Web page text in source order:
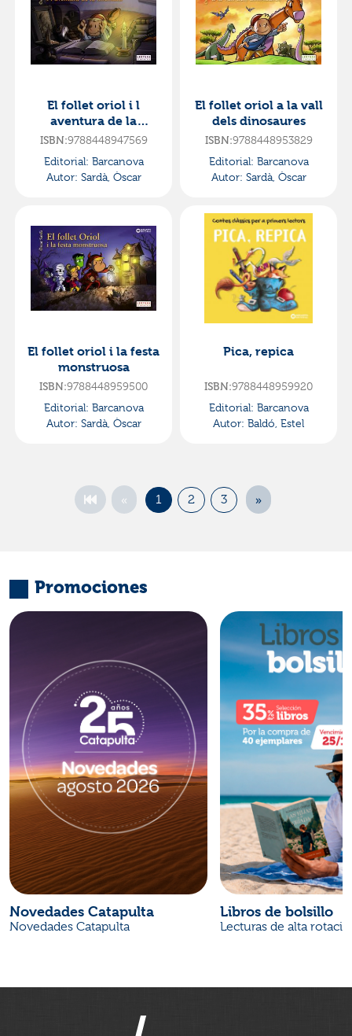
El follet oriol i l
aventura de la
xocolata
ISBN:9788448947569
Editorial: Barcanova
Autor: Sardà, Òscar
El follet oriol a la vall
dels dinosaures
ISBN:9788448953829
Editorial: Barcanova
Autor: Sardà, Òscar
El follet oriol i la festa
monstruosa
ISBN:9788448959500
Editorial: Barcanova
Autor: Sardà, Òscar
Pica, repica
ISBN:9788448959920
Editorial: Barcanova
Autor: Baldó, Estel
« 1 2 3 »
Promociones
Novedades Catapulta
Novedades Catapulta
Libros de bolsillo
Lecturas de alta